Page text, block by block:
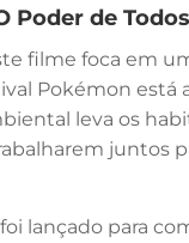
Poder de
filme foca em
Pokémon está
leva os
juntos
lançado para